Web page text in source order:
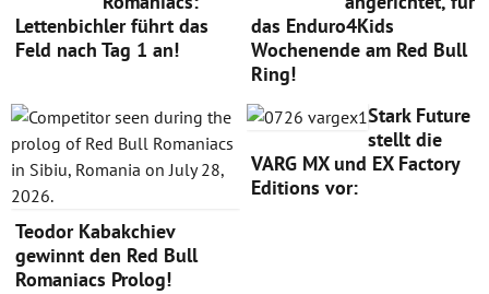
Lettenbichler führt das
Feld nach Tag 1 an!
das Enduro4Kids
Wochenende am Red Bull
Ring!
Teodor Kabakchiev
gewinnt den Red Bull
Romaniacs Prolog!
Stark Future
stellt die
VARG MX und EX Factory
Editions vor: